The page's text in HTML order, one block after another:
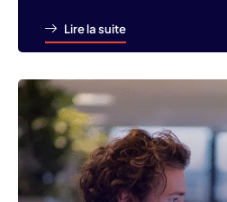
Lire la suite